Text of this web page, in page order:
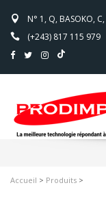
N° 1, Q, BASOKO,
(+243) 817 115 979
Accueil > Produits >